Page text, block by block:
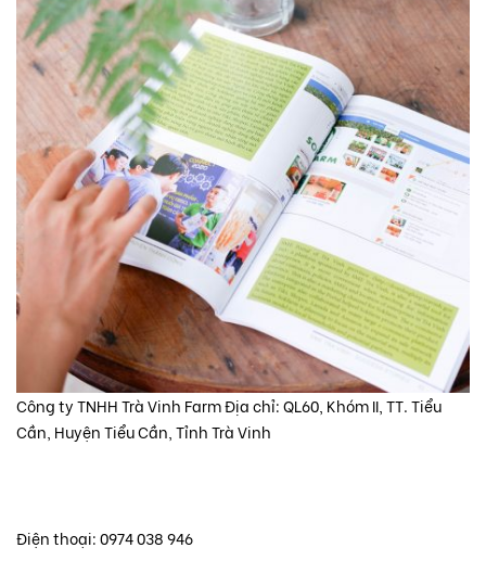
Công ty TNHH Trà Vinh Farm Địa chỉ: QL60, Khóm II, TT. Tiểu
Cần, Huyện Tiểu Cần, Tỉnh Trà Vinh
Điện thoại: 0974 038 946